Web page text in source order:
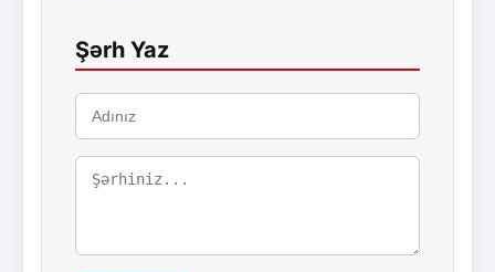
Şərh Yaz